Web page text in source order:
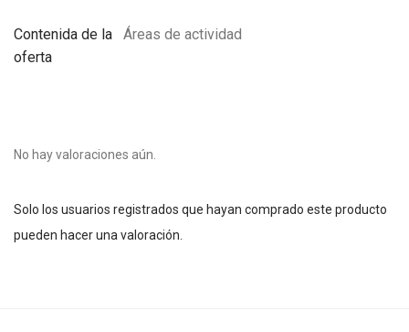
Contenida de la
oferta
Áreas de actividad
No hay valoraciones aún.
Solo los usuarios registrados que hayan comprado este producto
pueden hacer una valoración.